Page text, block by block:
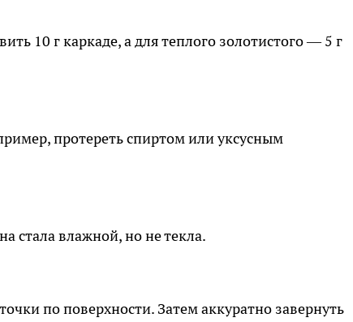
10 г каркаде, а для теплого золотистого — 5 г
протереть спиртом или уксусным
стала влажной, но не текла.
по поверхности. Затем аккуратно завернуть